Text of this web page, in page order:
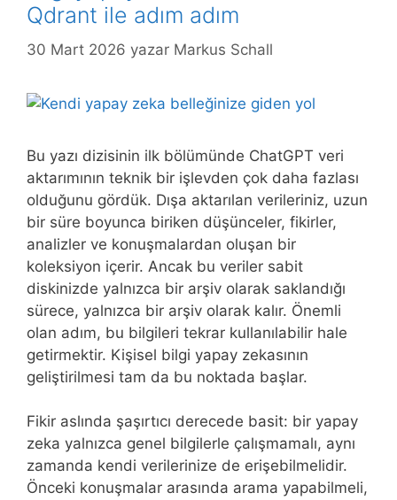
Qdrant ile adım adım
30 Mart 2026 yazar Markus Schall
Bu yazı dizisinin ilk bölümünde ChatGPT veri
aktarımının teknik bir işlevden çok daha fazlası
olduğunu gördük. Dışa aktarılan verileriniz, uzun
bir süre boyunca biriken düşünceler, fikirler,
analizler ve konuşmalardan oluşan bir
koleksiyon içerir. Ancak bu veriler sabit
diskinizde yalnızca bir arşiv olarak saklandığı
sürece, yalnızca bir arşiv olarak kalır. Önemli
olan adım, bu bilgileri tekrar kullanılabilir hale
getirmektir. Kişisel bilgi yapay zekasının
geliştirilmesi tam da bu noktada başlar.
Fikir aslında şaşırtıcı derecede basit: bir yapay
zeka yalnızca genel bilgilerle çalışmamalı, aynı
zamanda kendi verilerinize de erişebilmelidir.
Önceki konuşmalar arasında arama yapabilmeli,